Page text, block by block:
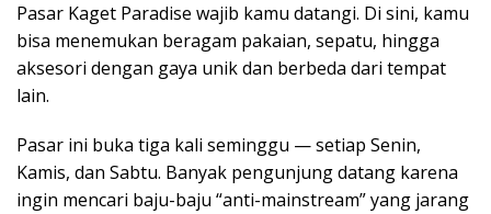
Pasar Kaget Paradise wajib kamu datangi. Di sini, kamu
bisa menemukan beragam pakaian, sepatu, hingga
aksesori dengan gaya unik dan berbeda dari tempat
lain.
Pasar ini buka tiga kali seminggu — setiap Senin,
Kamis, dan Sabtu. Banyak pengunjung datang karena
ingin mencari baju-baju “anti-mainstream” yang jarang